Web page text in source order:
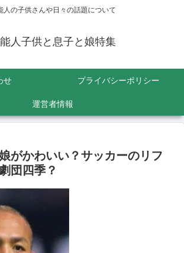
人の子供さんや日々の話題について
人子供と息子と娘特集
せ プライバシーポリシー
運営者情報
がかわいい？サッカーのリフ
団四季？